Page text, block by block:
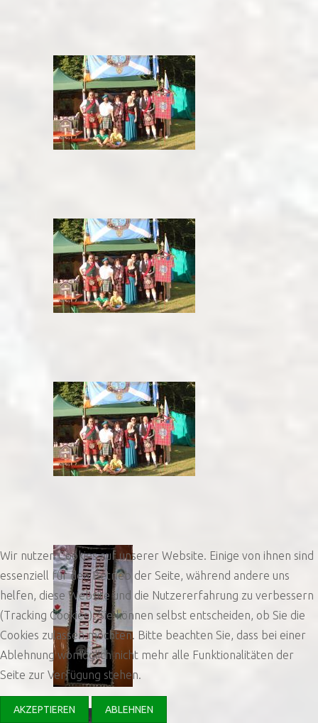
Wir nutzen Cookies auf unserer Website. Einige von ihnen sind
essenziell für den Betrieb der Seite, während andere uns
helfen, diese Website und die Nutzererfahrung zu verbessern
(Tracking Cookies). Sie können selbst entscheiden, ob Sie die
Cookies zulassen möchten. Bitte beachten Sie, dass bei einer
Ablehnung womöglich nicht mehr alle Funktionalitäten der
Seite zur Verfügung stehen.
AKZEPTIEREN ABLEHNEN